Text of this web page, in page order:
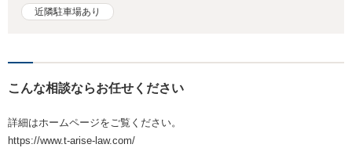
近隣駐車場あり
こんな相談ならお任せください
詳細はホームページをご覧ください。
https://www.t-arise-law.com/